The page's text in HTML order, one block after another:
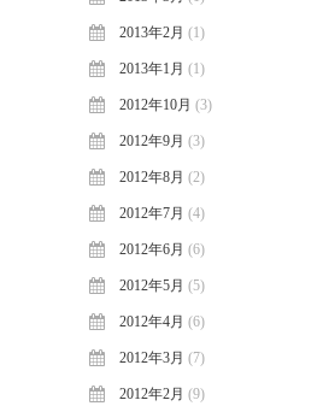
2013年2月 (1)
2013年1月 (1)
2012年10月 (3)
2012年9月 (3)
2012年8月 (2)
2012年7月 (4)
2012年6月 (6)
2012年5月 (5)
2012年4月 (6)
2012年3月 (7)
2012年2月 (9)